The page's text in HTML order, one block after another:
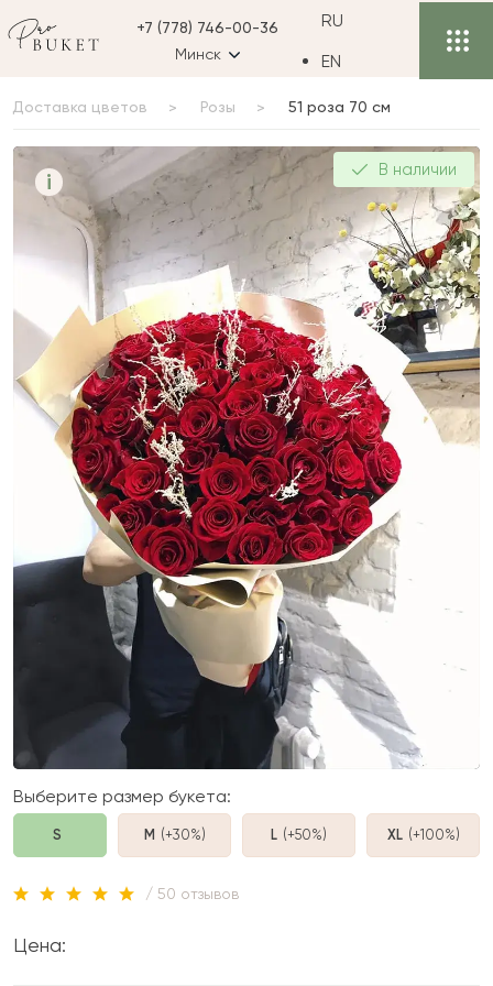
+7 (778) 746-00-36
Минск
RU
EN
Доставка цветов Розы 51 роза 70 см
i 51 роза 70 см В наличии
Выберите размер букета:
S M (+30%) L (+50%) XL (+100%)
/ 50 отзывов
Цена: